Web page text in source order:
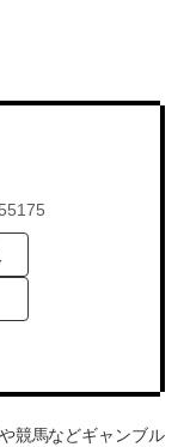
競馬などギャンブル